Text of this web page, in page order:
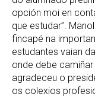
opción moi en
que estudar”.
fincapé na
estudantes vaian
onde debe
agradeceu o
os colexios